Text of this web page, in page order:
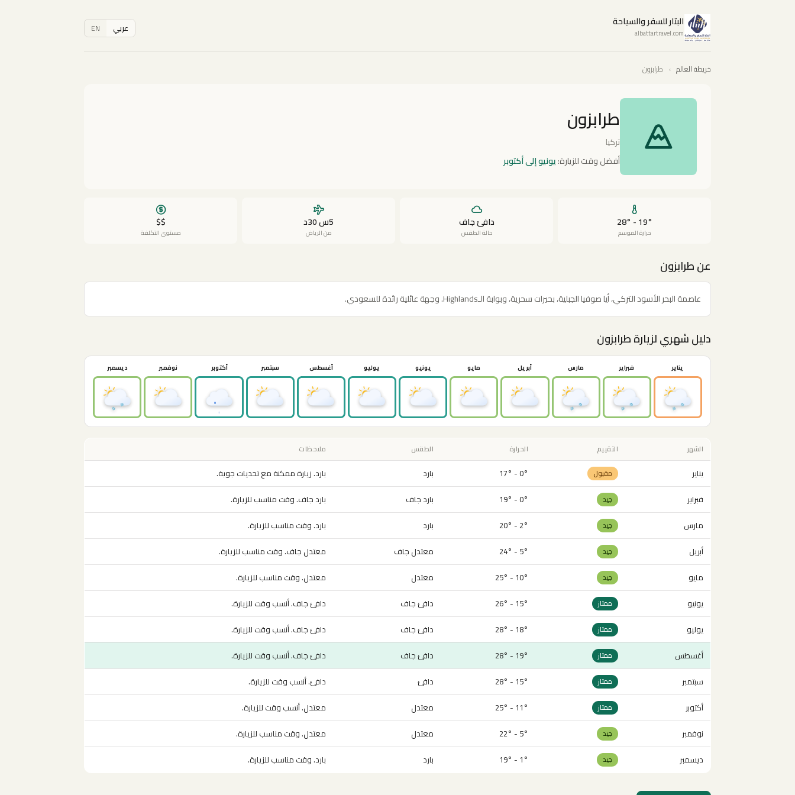
البتار للسفر والسياحة
albattartravel.com عربي EN
خريطة العالم › طرابزون
طرابزون
تركيا
أفضل وقت للزيارة:يونيو إلى أكتوبر
19° - 28°
حرارة الموسم
دافئ جاف
حالة الطقس
5س 30د
من الرياض
$$
مستوى التكلفة
عن طرابزون
عاصمة البحر الأسود التركي، أيا صوفيا الجبلية، بحيرات سحرية، وبوابة الـHighlands. وجهة عائلية رائدة للسعودي.
دليل شهري لزيارة طرابزون
يناير فبراير مارس أبريل مايو يونيو يوليو أغسطس سبتمبر أكتوبر نوفمبر ديسمبر
الشهر التقييم الحرارة الطقس ملاحظات
يناير مقبول 0° - 17° بارد
بارد. زيارة ممكنة مع تحديات جوية.
فبراير
جيد 0° - 19° بارد جاف
بارد جاف. وقت مناسب للزيارة.
مارس
جيد 2° - 20° بارد
بارد. وقت مناسب للزيارة.
أبريل
جيد 5° - 24° معتدل جاف
معتدل جاف. وقت مناسب للزيارة.
مايو
جيد 10° - 25° معتدل
معتدل. وقت مناسب للزيارة.
يونيو
ممتاز 15° - 26° دافئ جاف
دافئ جاف. أنسب وقت للزيارة.
يوليو
ممتاز 18° - 28° دافئ جاف
دافئ جاف. أنسب وقت للزيارة.
أغسطس
ممتاز 19° - 28° دافئ جاف
دافئ جاف. أنسب وقت للزيارة.
سبتمبر
ممتاز 15° - 28° دافئ
دافئ. أنسب وقت للزيارة.
أكتوبر
ممتاز 11° - 25° معتدل
معتدل. أنسب وقت للزيارة.
نوفمبر
جيد 5° - 22° معتدل
معتدل. وقت مناسب للزيارة.
ديسمبر
جيد 1° - 19° بارد بارد. وقت مناسب للزيارة.